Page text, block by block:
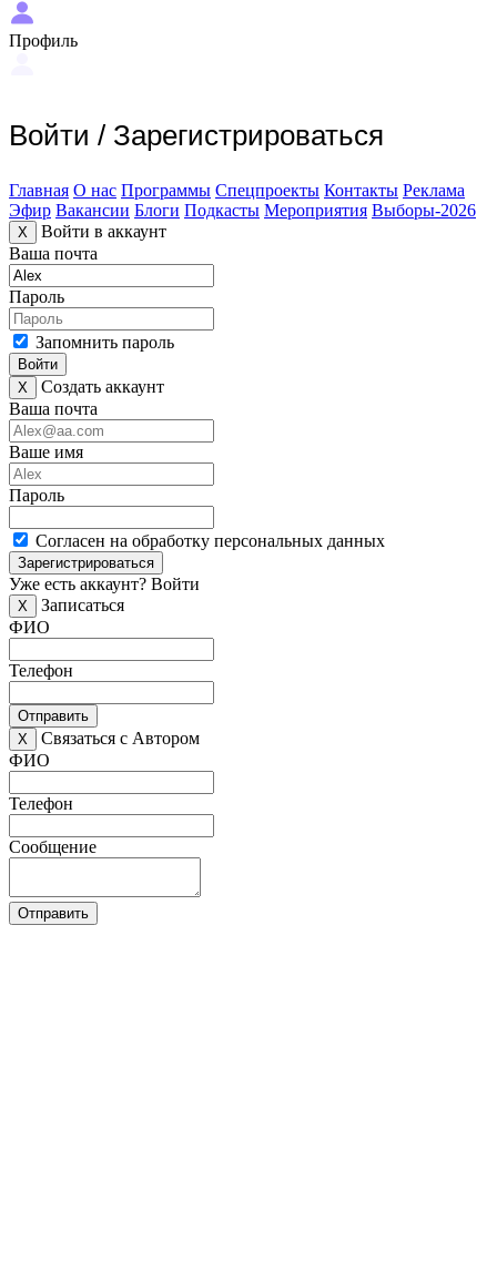
Профиль
Войти / Зарегистрироваться
Главная О нас Программы Спецпроекты Контакты Реклама
Эфир Вакансии Блоги Подкасты Мероприятия Выборы-2026
X
Войти в аккаунт
Ваша почта
Пароль
Запомнить пароль
Войти
X
Создать аккаунт
Ваша почта
Ваше имя
Пароль
Согласен на обработку персональных данных
Зарегистрироваться
Уже есть аккаунт? Войти
X
Записаться
ФИО
Телефон
Отправить
X
Связаться с Автором
ФИО
Телефон
Сообщение
Отправить